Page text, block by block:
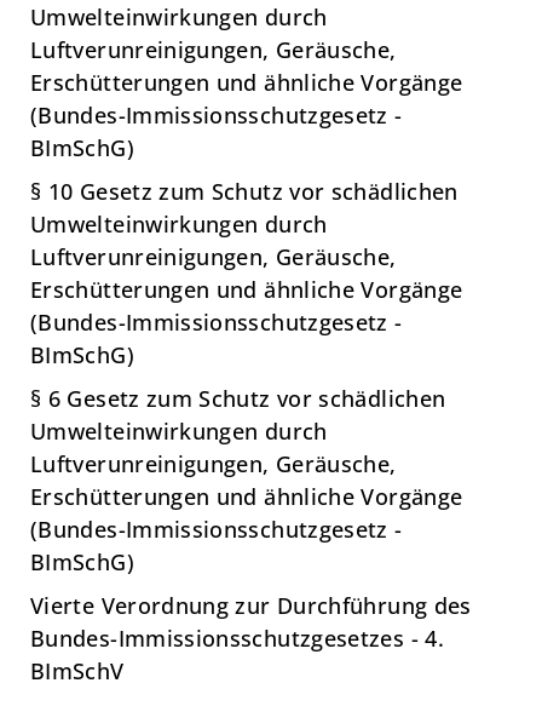
Umwelteinwirkungen durch
Luftverunreinigungen, Geräusche,
Erschütterungen und ähnliche Vorgänge
(Bundes-Immissionsschutzgesetz -
BImSchG)
§ 10 Gesetz zum Schutz vor schädlichen
Umwelteinwirkungen durch
Luftverunreinigungen, Geräusche,
Erschütterungen und ähnliche Vorgänge
(Bundes-Immissionsschutzgesetz -
BImSchG)
§ 6 Gesetz zum Schutz vor schädlichen
Umwelteinwirkungen durch
Luftverunreinigungen, Geräusche,
Erschütterungen und ähnliche Vorgänge
(Bundes-Immissionsschutzgesetz -
BImSchG)
Vierte Verordnung zur Durchführung des
Bundes-Immissionsschutzgesetzes - 4.
BImSchV